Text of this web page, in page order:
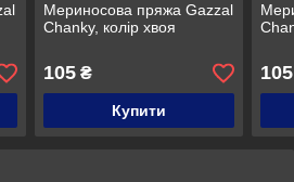
Мериносова пряжа Gazzal
Chanky, колір хвоя
105₴
Купити
105